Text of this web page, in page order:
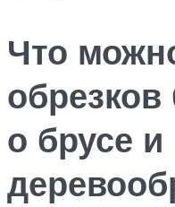
Что
обрезков
о брусе и